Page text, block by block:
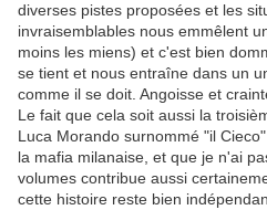
diverses pistes proposées et les
invraisemblables nous emmêlent
moins les miens) et c'est bien
se tient et nous entraîne dans un
comme il se doit. Angoisse et
Le fait que cela soit aussi la
Luca Morando surnommé "il
la mafia milanaise, et que je n'ai
volumes contribue aussi
cette histoire reste bien